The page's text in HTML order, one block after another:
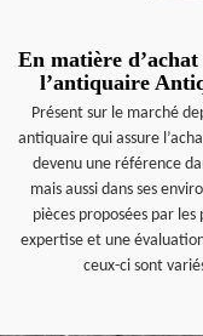
En matière
l’antiquaire
Présent sur le marché
antiquaire qui assure
devenu une référence
mais aussi dans ses
pièces proposées par
expertise et une
ceux-ci sont